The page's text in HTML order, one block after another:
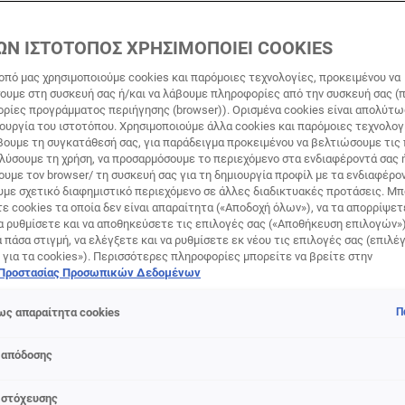
Πρόσωπο: Τι είναι και
σημαντικό μόριο στην επιστήμη της αντιγήρανσης.
λείανση, λάμψη και φωτεινότητα, και μέρα με τη μέρα,
ΙΣΤΟΤΟΠΟΣ ΧΡΗΣΙΜΟΠΟΙΕΙ COOKIES
μας χρησιμοποιούμε cookies και παρόμοιες τεχνολογίες, προκειμένου να
στη συσκευή σας ή/και να λάβουμε πληροφορίες από την συσκευή σας
προγράμματος περιήγησης (browser)). Ορισμένα cookies είναι
του ιστοτόπου. Χρησιμοποιούμε άλλα cookies και παρόμοιες
τη συγκατάθεσή σας, για παράδειγμα προκειμένου να βελτιώσουμε τις
τη χρήση, να προσαρμόσουμε το περιεχόμενο στα ενδιαφέροντά σας
τον browser/ τη συσκευή σας για τη δημιουργία προφίλ με τα
σχετικό διαφημιστικό περιεχόμενο σε άλλες διαδικτυακές προτάσεις.
cookies τα οποία δεν είναι απαραίτητα («Αποδοχή όλων»), να τα
ρυθμίσετε και να αποθηκεύσετε τις επιλογές σας («Αποθήκευση
πάσα στιγμή, να ελέγξετε και να ρυθμίσετε εκ νέου τις επιλογές σας
για τα cookies»). Περισσότερες πληροφορίες μπορείτε να βρείτε στην
Προσωπικών Δεδομένων
απαραίτητα cookies